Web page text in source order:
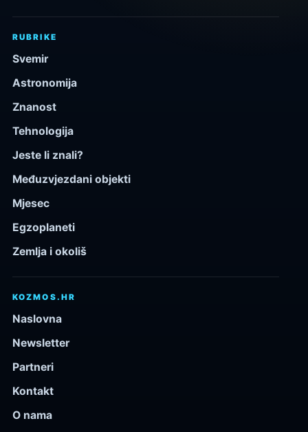
RUBRIKE
Svemir
Astronomija
Znanost
Tehnologija
Jeste li znali?
Međuzvjezdani objekti
Mjesec
Egzoplaneti
Zemlja i okoliš
KOZMOS.HR
Naslovna
Newsletter
Partneri
Kontakt
O nama